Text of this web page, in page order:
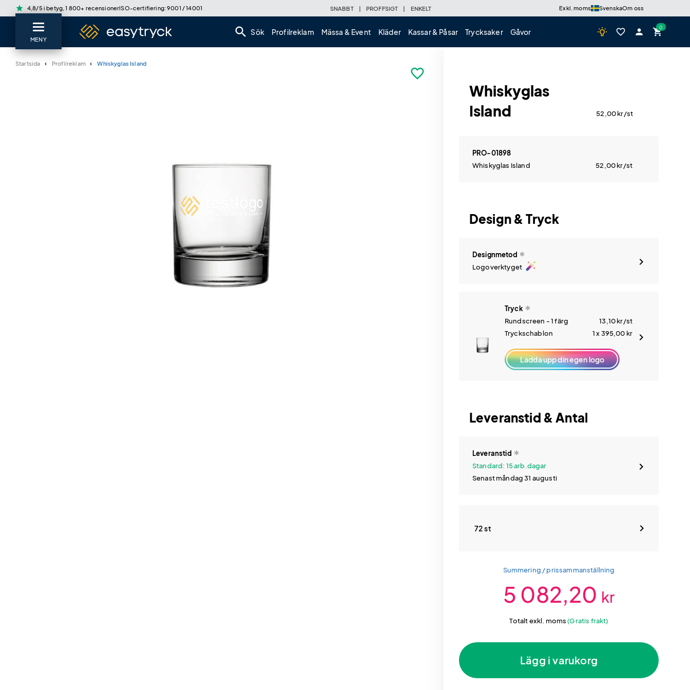
star 4,8/5 i betyg, 1 800+ recensionerISO-certifiering: 9001 / 14001 SNABBT | PROFFSIGT | ENKELT Exkl. moms SvenskaOm oss
search Sök Profilreklam Mässa & Event Kläder Kassar & Påsar Trycksaker Gåvor wb_incandescent favorite_border person shopping_cart
MENY
Startsida Profilreklam Whiskyglas Island
favorite_border
Whiskyglas
Island
52,00kr/st
PRO-01898
Whiskyglas Island
52,00kr/st
Design & Tryck
Designmetod
Logoverktyget auto_fix_high
Tryck
Rundscreen - 1 färg
13,10kr/st
Tryckschablon
1 x 395,00 kr
Ladda upp din egen logo
Leveranstid & Antal
Leveranstid
Standard: 15 arb.dagar
Senast måndag 31 augusti
72 st
Summering / prissammanställning
5 082,20 kr
Totalt exkl. moms(Gratis frakt)
Lägg i varukorg